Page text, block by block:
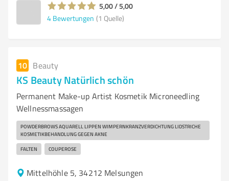
5,00 / 5,00
4 Bewertungen (1 Quelle)
10 Beauty
KS Beauty Natürlich schön
Permanent Make-up Artist Kosmetik Microneedling
Wellnessmassagen
POWDERBROWS AQUARELL LIPPEN WIMPERNKRANZVERDICHTUNG LIDSTRICHE
KOSMETIKBEHANDLUNG GEGEN AKNE
FALTEN COUPEROSE
Mittelhöhle 5, 34212 Melsungen